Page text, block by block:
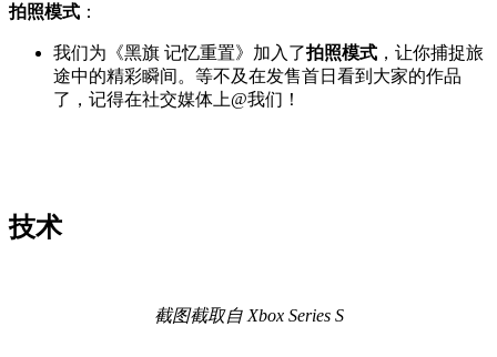
拍照模式 ：
我们为《黑旗 记忆重置》加入了拍照模式 ，让你捕捉旅
途中的精彩瞬间。等不及在发售首日看到大家的作品
了，记得在社交媒体上@我们！
技术
截图截取自 Xbox Series S